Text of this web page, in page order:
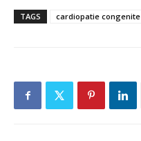
TAGS cardiopatie congenite